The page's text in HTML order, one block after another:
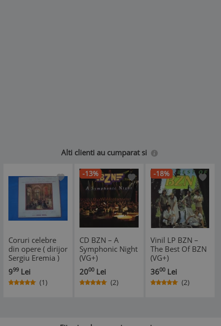
Alti clienti au cumparat si
Coruri celebre
din opere ( dirijor
Sergiu Eremia )
999 Lei
(1)
-13%
CD BZN – A
Symphonic Night
(VG+)
2000 Lei
(2)
-18%
Vinil LP BZN –
The Best Of BZN
(VG+)
3600 Lei
(2)